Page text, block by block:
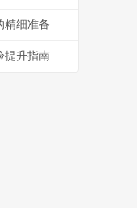
精细准备
提升指南